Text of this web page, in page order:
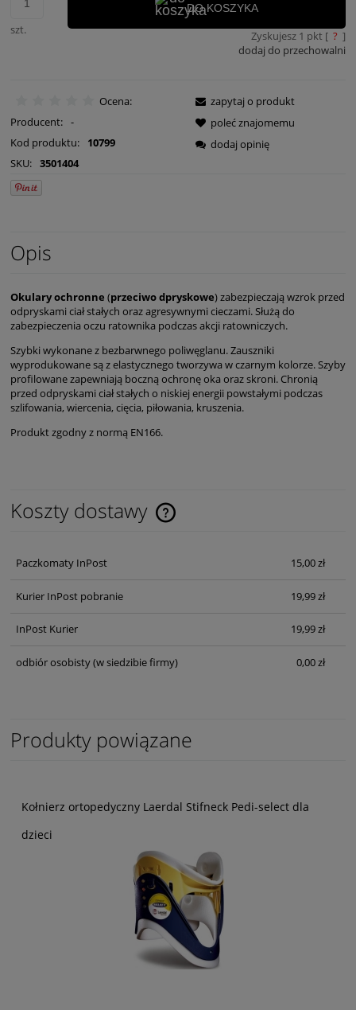
szt.
DO KOSZYKA
Zyskujesz 1 pkt [ ? ]
dodaj do przechowalni
Ocena:
Producent: -
Kod produktu:
10799
SKU: 3501404
zapytaj o produkt
poleć znajomemu
dodaj opinię
Opis
Okulary ochronne (przeciwo dpryskowe) zabezpieczają wzrok przed
odpryskami ciał stałych oraz agresywnymi cieczami. Służą do
zabezpieczenia oczu ratownika podczas akcji ratowniczych.
Szybki wykonane z bezbarwnego poliwęglanu. Zauszniki
wyprodukowane są z elastycznego tworzywa w czarnym kolorze. Szyby
profilowane zapewniają boczną ochronę oka oraz skroni. Chronią
przed odpryskami ciał stałych o niskiej energii powstałymi podczas
szlifowania, wiercenia, cięcia, piłowania, kruszenia.
Produkt zgodny z normą EN166.
Koszty dostawy
Cena nie zawiera ewentualnych kosztów płatności
Paczkomaty InPost 15,00 zł
Kurier InPost pobranie 19,99 zł
InPost Kurier 19,99 zł
odbiór osobisty(w siedzibie firmy) 0,00 zł
Produkty powiązane
Kołnierz ortopedyczny Laerdal Stifneck Pedi-select dla
dzieci